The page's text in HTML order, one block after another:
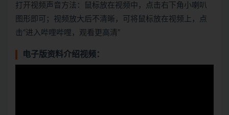
打开视频声音方法：鼠标放在视频中，点击右下角小喇叭
图形即可；视频放大后不清晰，可将鼠标放在视频上，点
击“进入哔哩哔哩，观看更高清”
电子版资料介绍视频：